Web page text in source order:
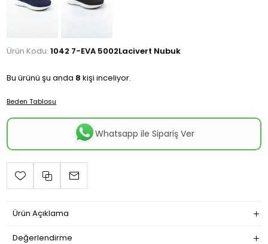
Ürün Kodu: 1042 7-EVA 5002Lacivert Nubuk
Bu ürünü şu anda 8 kişi inceliyor.
Beden Tablosu
Whatsapp ile Sipariş Ver
Ürün Açıklama
Değerlendirme